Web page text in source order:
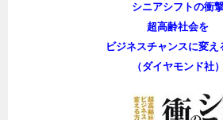
シニアシフトの衝
超高齢社会を
ビジネスチャンスに変え
（ダイヤモンド社）